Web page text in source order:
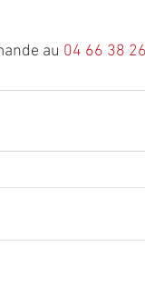
au 04 66 38